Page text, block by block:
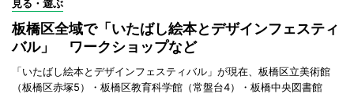
見る・遊ぶ
板橋区全域で「いたばし絵本とデザインフェスティ
バル」 ワークショップなど
「いたばし絵本とデザインフェスティバル」が現在、板橋区立美術館
（板橋区赤塚5）・板橋区教育科学館（常盤台4）・板橋中央図書館